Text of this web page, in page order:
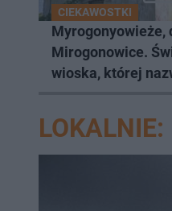
CIEKAWOSTKI
Myrogonyowieże,
Mirogonowice.
wioska, której
LOKALNIE: